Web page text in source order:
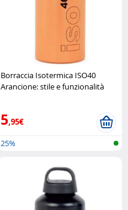
Borraccia Isotermica ISO40
Arancione: stile e funzionalità
5,95€
25%